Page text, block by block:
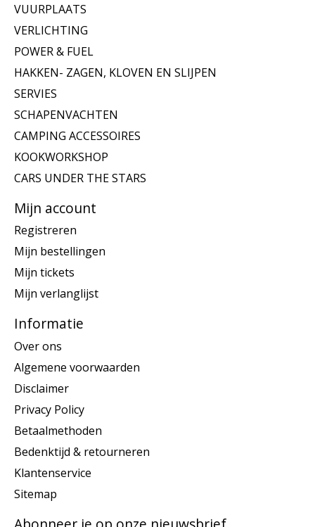
VUURPLAATS
VERLICHTING
POWER & FUEL
HAKKEN- ZAGEN, KLOVEN EN SLIJPEN
SERVIES
SCHAPENVACHTEN
CAMPING ACCESSOIRES
KOOKWORKSHOP
CARS UNDER THE STARS
Mijn account
Registreren
Mijn bestellingen
Mijn tickets
Mijn verlanglijst
Informatie
Over ons
Algemene voorwaarden
Disclaimer
Privacy Policy
Betaalmethoden
Bedenktijd & retourneren
Klantenservice
Sitemap